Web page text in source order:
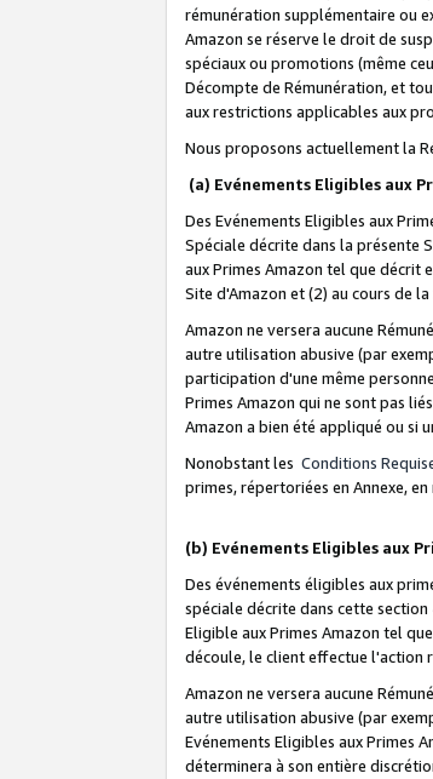
rémunération supplémentaire ou
Amazon se réserve le droit de
spéciaux ou promotions (même
Décompte de Rémunération, et
aux restrictions applicables aux
Nous proposons actuellement la
(a) Evénements Eligibles aux
Des Evénements Eligibles aux
Spéciale décrite dans la présente
aux Primes Amazon tel que décrit
Site d'Amazon et (2) au cours de
Amazon ne versera aucune
autre utilisation abusive (par
participation d'une même
Primes Amazon qui ne sont pas
Amazon a bien été appliqué ou si
Nonobstant les Conditions
primes, répertoriées en Annexe,
(b) Evénements Eligibles aux
Des événements éligibles aux
spéciale décrite dans cette section
Eligible aux Primes Amazon tel
découle, le client effectue l'action
Amazon ne versera aucune
autre utilisation abusive (par
Evénements Eligibles aux Primes
déterminera à son entière